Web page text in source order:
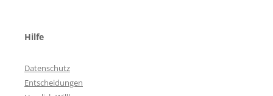
Hilfe
Datenschutz
Entscheidungen